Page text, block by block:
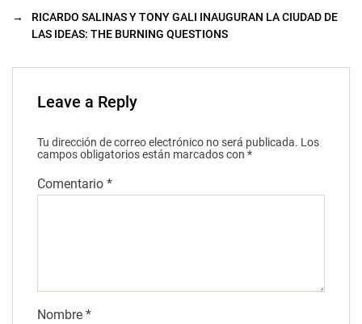
→
RICARDO SALINAS Y TONY GALI INAUGURAN LA CIUDAD DE
LAS IDEAS: THE BURNING QUESTIONS
Leave a Reply
Tu dirección de correo electrónico no será publicada. Los
campos obligatorios están marcados con *
Comentario *
Nombre *